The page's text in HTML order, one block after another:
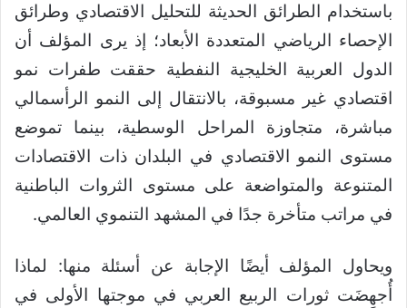
باستخدام الطرائق الحديثة للتحليل الاقتصادي وطرائق
الإحصاء الرياضي المتعددة الأبعاد؛ إذ يرى المؤلف أن
الدول العربية الخليجية النفطية حققت طفرات نمو
اقتصادي غير مسبوقة، بالانتقال إلى النمو الرأسمالي
مباشرة، متجاوزة المراحل الوسطية، بينما تموضع
مستوى النمو الاقتصادي في البلدان ذات الاقتصادات
المتنوعة والمتواضعة على مستوى الثروات الباطنية
في مراتب متأخرة جدًا في المشهد التنموي العالمي.
ويحاول المؤلف أيضًا الإجابة عن أسئلة منها: لماذا
أُجهِضَت ثورات الربيع العربي في موجتها الأولى في